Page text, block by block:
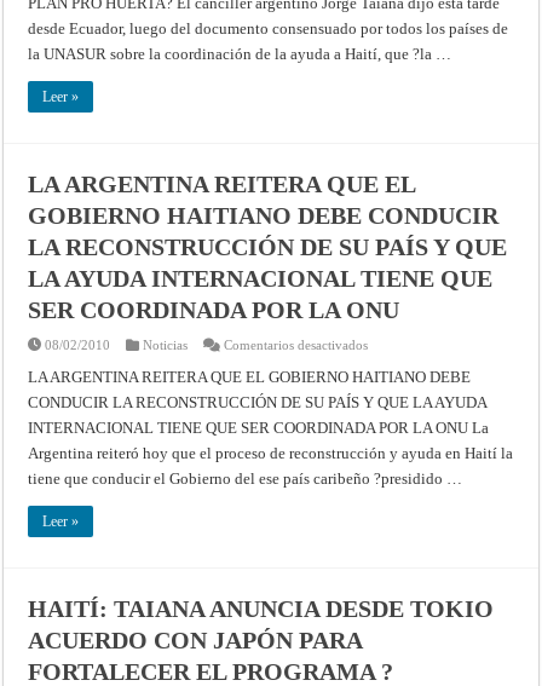
DE
UNASUR
CON
HAITI
Y
PLAN
PRO
HUERTA?
desde Ecuador, luego del documento consensuado por todos los países de
la UNASUR sobre la coordinación de la ayuda a Haití, que ?la …
Leer »
LA ARGENTINA REITERA QUE EL
GOBIERNO HAITIANO DEBE CONDUCIR
LA RECONSTRUCCIÓN DE SU PAÍS Y QUE
LA AYUDA INTERNACIONAL TIENE QUE
SER COORDINADA POR LA ONU
08/02/2010 Noticias Comentarios desactivadosen
ARGENTINA
REITERA
QUE
GOBIERNO
HAITIANO
DEBE
CONDUCIR
LA
AYUDA
INTERNACIONAL
SER
COORDINADA
LA ARGENTINA REITERA QUE EL GOBIERNO HAITIANO DEBE
CONDUCIR LA RECONSTRUCCIÓN DE SU PAÍS Y QUE LA AYUDA
INTERNACIONAL TIENE QUE SER COORDINADA POR LA ONU La
Argentina reiteró hoy que el proceso de reconstrucción y ayuda en Haití la
tiene que conducir el Gobierno del ese país caribeño ?presidido …
Leer »
HAITÍ: TAIANA ANUNCIA DESDE TOKIO
ACUERDO CON JAPÓN PARA
FORTALECER EL PROGRAMA ?